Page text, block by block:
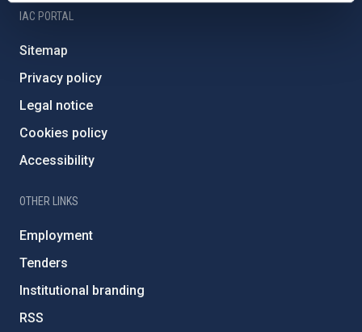
IAC PORTAL
Sitemap
Privacy policy
Legal notice
Cookies policy
Accessibility
OTHER LINKS
Employment
Tenders
Institutional branding
RSS